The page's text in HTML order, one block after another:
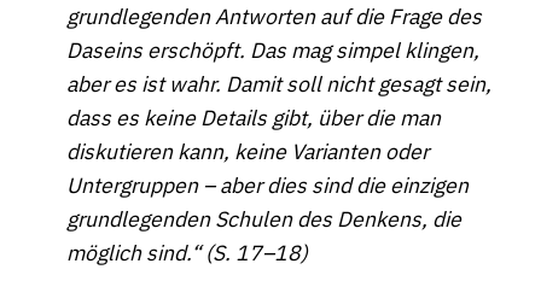
grundlegenden Antworten auf die Frage des
Daseins erschöpft. Das mag simpel klingen,
aber es ist wahr. Damit soll nicht gesagt sein,
dass es keine Details gibt, über die man
diskutieren kann, keine Varianten oder
Untergruppen – aber dies sind die einzigen
grundlegenden Schulen des Denkens, die
möglich sind.“ (S. 17–18)